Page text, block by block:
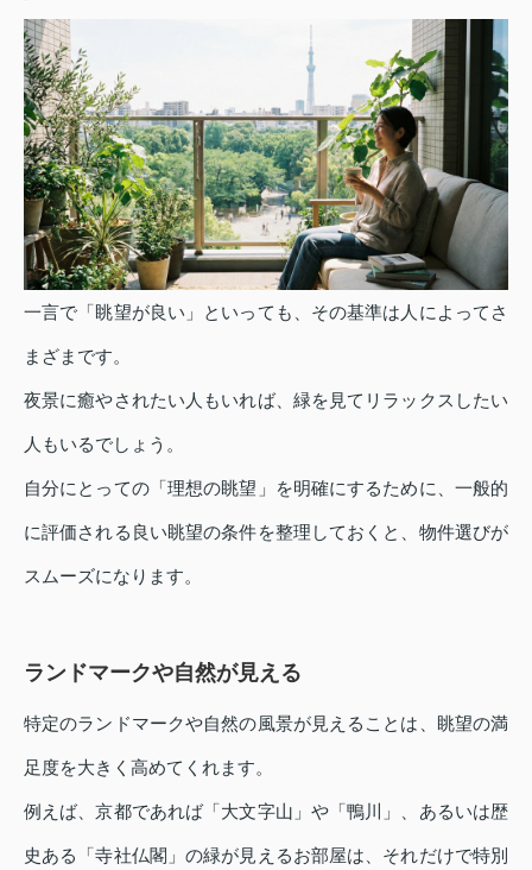
一言で「眺望が良い」といっても、その基準は人によってさ
まざまです。
夜景に癒やされたい人もいれば、緑を見てリラックスしたい
人もいるでしょう。
自分にとっての「理想の眺望」を明確にするために、一般的
に評価される良い眺望の条件を整理しておくと、物件選びが
スムーズになります。
ランドマークや自然が見える
特定のランドマークや自然の風景が見えることは、眺望の満
足度を大きく高めてくれます。
例えば、京都であれば「大文字山」や「鴨川」、あるいは歴
史ある「寺社仏閣」の緑が見えるお部屋は、それだけで特別